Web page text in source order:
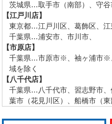
茨城県…取手市（南部）、守谷
【江戸川店】
東京都…江戸川区、葛飾区、江
千葉県…浦安市、市川市、
【市原店】
千葉県…市原市※、袖ヶ浦市
域を除く
【八千代店】
千葉県…八千代市、習志野市
葉市（花見川区）、船橋市（東